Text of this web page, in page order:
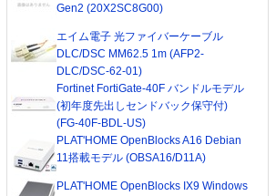
Gen2 (20X2SC8G00)
エイム電子 光ファイバーケーブル
DLC/DSC MM62.5 1m (AFP2-
DLC/DSC-62-01)
Fortinet FortiGate-40F バンドルモデル
(初年度先出しセンドバック保守付)
(FG-40F-BDL-US)
PLAT'HOME OpenBlocks A16 Debian
11搭載モデル (OBSA16/D11A)
PLAT'HOME OpenBlocks IX9 Windows